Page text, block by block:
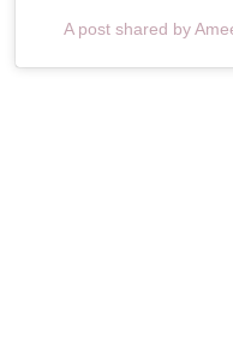
A post shared by